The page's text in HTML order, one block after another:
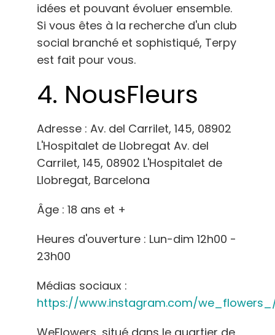
idées et pouvant évoluer ensemble.
Si vous êtes à la recherche d'un club
social branché et sophistiqué, Terpy
est fait pour vous.
4. NousFleurs
Adresse : Av. del Carrilet, 145, 08902
L'Hospitalet de Llobregat Av. del
Carrilet, 145, 08902 L'Hospitalet de
Llobregat, Barcelona
Âge : 18 ans et +
Heures d'ouverture : Lun-dim 12h00 -
23h00
Médias sociaux :
https://www.instagram.com/